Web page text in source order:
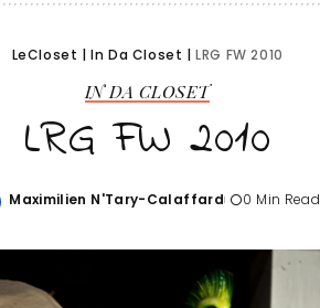
LeCloset |In Da Closet |LRG FW 2010
IN DA CLOSET
LRG FW 2010
Posted
Maximilien N'Tary-Calaffard 0 Min Read